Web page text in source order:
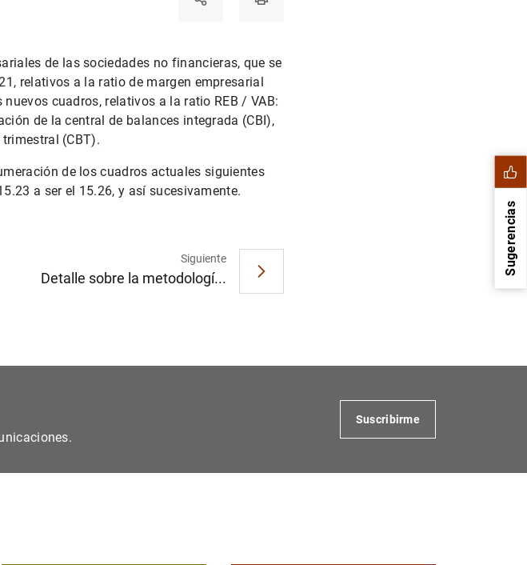
de las sociedades no financieras, que se
relativos a la ratio de margen empresarial
cuadros, relativos a la ratio REB / VAB:
de la central de balances integrada (CBI),
(CBT).
de los cuadros actuales siguientes
a ser el 15.26, y así sucesivamente.
Siguiente
Detalle sobre la metodologí...
Sugerencias
1
Suscribirme